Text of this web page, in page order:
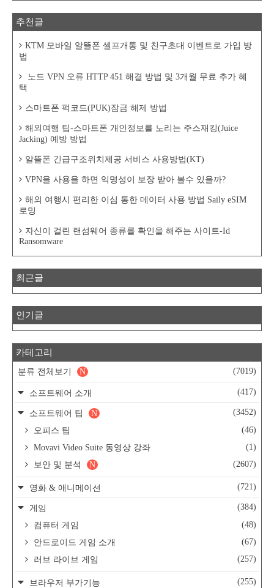
추천글
KTM 모바일 알뜰폰 셀프개통 및 친구초대 이벤트로 가입 방
법
노드 VPN 오류 HTTP 451 해결 방법 및 3개월 무료 추가 혜
택
스마트폰 퍽코드(PUK)잠금 해제 방법
해외여행 팁-스마트폰 개인정보를 노리는 주스재킹(Juice
Jacking) 예방 방법
알뜰폰 긴급구조위치제공 서비스 사용방법(KT)
VPN을 사용을 하면 익명성이 보장 받아 볼수 있을까?
해외 여행시 편리한 이심 통한 데이터 사용 방법 Saily eSIM
로밍
자신이 걸린 랜섬웨어 종류를 확인을 해주는 사이트-Id
Ransomware
최근글
인기글
카테고리
분류 전체보기 (7019)
N
소프트웨어 소개 (417)
소프트웨어 팁 (3452)
N
오피스 팁
(46)
Movavi Video Suite 동영상 강좌
(1)
보안 및 분석
(2607)
N
영화 & 애니메이션 (721)
게임
(384)
컴퓨터 게임
(48)
안드로이드 게임 소개
(67)
러브 라이브 게임
(257)
브라우저 부가기능
(255)